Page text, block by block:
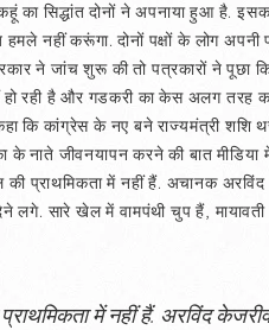
सिद्धांत दोनों ने अपनाया हुआ है.
नहीं करूंगा. दोनों पक्षों के लोग अपनी
ने जांच शुरू की तो पत्रकारों ने पूछा कि
रही है और गडकरी का केस अलग तरह
कि कांग्रेस के नए बने राज्यमंत्री शशि
के नाते जीवनयापन करने की बात
की प्राथमिकता में नहीं हैं. अचानक
लगे. सारे खेल में वामपंथी चुप हैं,
में नहीं हैं. अरविंद